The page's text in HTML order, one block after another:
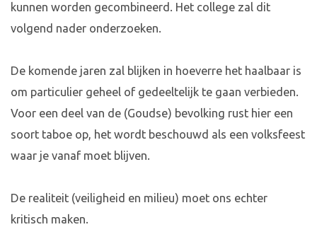
kunnen worden gecombineerd. Het college zal dit
volgend nader onderzoeken.
De komende jaren zal blijken in hoeverre het haalbaar is
om particulier geheel of gedeeltelijk te gaan verbieden.
Voor een deel van de (Goudse) bevolking rust hier een
soort taboe op, het wordt beschouwd als een volksfeest
waar je vanaf moet blijven.
De realiteit (veiligheid en milieu) moet ons echter
kritisch maken.